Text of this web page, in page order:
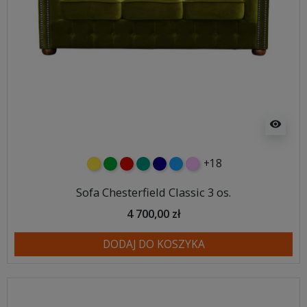
visibility
żółtyzielonyczerwony
turkusowy
granatowy
niebieski
różowy
+18
Sofa Chesterfield Classic 3 os.
4 700,00 zł
DODAJ DO KOSZYKA